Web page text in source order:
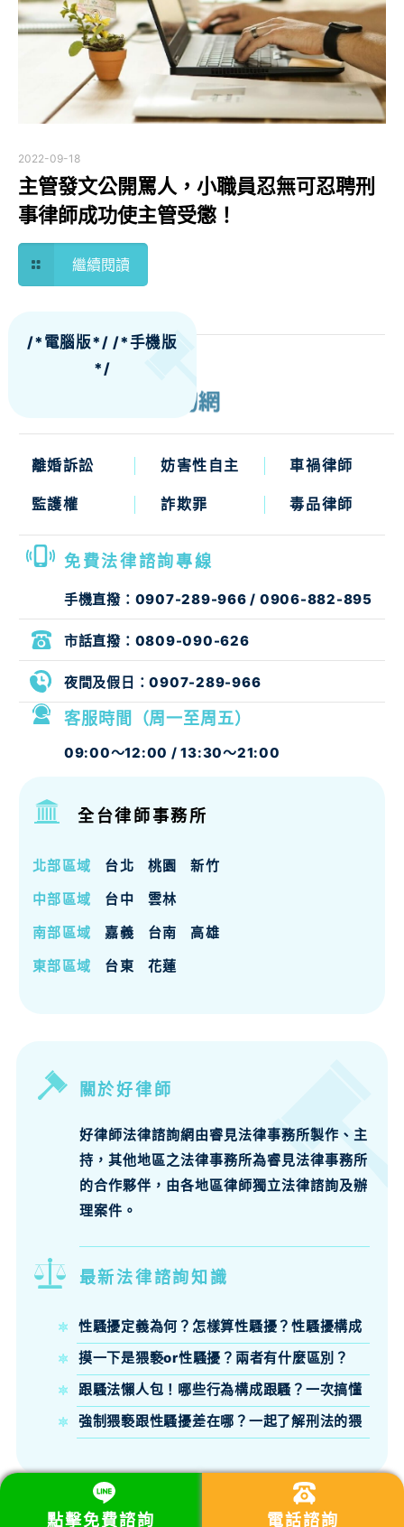
2022-09-18
主管發文公開罵人，小職員忍無可忍聘刑
事律師成功使主管受懲！
繼續閱讀
/*電腦版*//*手機版
*/
點擊免費諮詢 電話諮詢
關於好律師
好律師法律諮詢網由睿見法律事務所製作、主
持，其他地區之法律事務所為睿見法律事務所
的合作夥伴，由各地區律師獨立法律諮詢及辦
理案件。
最新法律諮詢知識
性騷擾定義為何？怎樣算性騷擾？性騷擾構成
要件、法律責任律師來說明
摸一下是猥褻or性騷擾？兩者有什麼區別？
跟騷法懶人包！哪些行為構成跟騷？一次搞懂
跟騷法定義、構成要件與刑責
強制猥褻跟性騷擾差在哪？一起了解刑法的猥
褻定義吧！
離婚訴訟 妨害性自主 車禍律師
監護權 詐欺罪 毒品律師
免費法律諮詢專線
手機直撥： 0907-289-966 / 0906-882-895
市話直撥： 0809-090-626
客服時間（周一至周五）
09:00～12:00 / 13:30～21:00
夜間及假日：0907-289-966
全台律師事務所
北部區域 台北 桃園 新竹
南部區域 嘉義 台南 高雄
中部區域 台中 雲林
東部區域 台東 花蓮